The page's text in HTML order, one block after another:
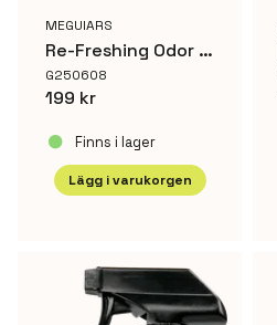
MEGUIARS
Re-Freshing Odor Fighting Spray New Car
G250608
199 kr
Finns i lager
Lägg i varukorgen